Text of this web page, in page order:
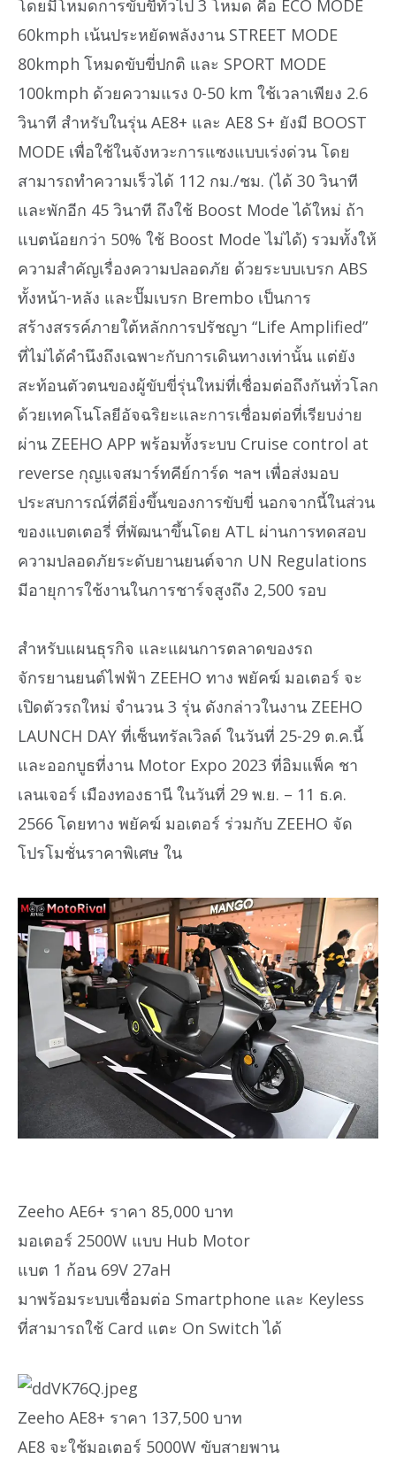
โดยมีโหมดการขับขี่ทั่วไป 3 โหมด คือ ECO MODE
60kmph เน้นประหยัดพลังงาน STREET MODE
80kmph โหมดขับขี่ปกติ และ SPORT MODE
100kmph ด้วยความแรง 0-50 km ใช้เวลาเพียง 2.6
วินาที สำหรับในรุ่น AE8+ และ AE8 S+ ยังมี BOOST
MODE เพื่อใช้ในจังหวะการแซงแบบเร่งด่วน โดย
สามารถทำความเร็วได้ 112 กม./ชม. (ได้ 30 วินาที
และพักอีก 45 วินาที ถึงใช้ Boost Mode ได้ใหม่ ถ้า
แบตน้อยกว่า 50% ใช้ Boost Mode ไม่ได้) รวมทั้งให้
ความสำคัญเรื่องความปลอดภัย ด้วยระบบเบรก ABS
ทั้งหน้า-หลัง และปั๊มเบรก Brembo เป็นการ
สร้างสรรค์ภายใต้หลักการปรัชญา “Life Amplified”
ที่ไม่ได้คำนึงถึงเฉพาะกับการเดินทางเท่านั้น แต่ยัง
สะท้อนตัวตนของผู้ขับขี่รุ่นใหม่ที่เชื่อมต่อถึงกันทั่วโลก
ด้วยเทคโนโลยีอัจฉริยะและการเชื่อมต่อที่เรียบง่าย
ผ่าน ZEEHO APP พร้อมทั้งระบบ Cruise control at
reverse กุญแจสมาร์ทคีย์การ์ด ฯลฯ เพื่อส่งมอบ
ประสบการณ์ที่ดียิ่งขึ้นของการขับขี่ นอกจากนี้ในส่วน
ของแบตเตอรี่ ที่พัฒนาขึ้นโดย ATL ผ่านการทดสอบ
ความปลอดภัยระดับยานยนต์จาก UN Regulations
มีอายุการใช้งานในการชาร์จสูงถึง 2,500 รอบ
สำหรับแผนธุรกิจ และแผนการตลาดของรถ
จักรยานยนต์ไฟฟ้า ZEEHO ทาง พยัคฆ์ มอเตอร์ จะ
เปิดตัวรถใหม่ จำนวน 3 รุ่น ดังกล่าวในงาน ZEEHO
LAUNCH DAY ที่เซ็นทรัลเวิลด์ ในวันที่ 25-29 ต.ค.นี้
และออกบูธที่งาน Motor Expo 2023 ที่อิมแพ็ค ชา
เลนเจอร์ เมืองทองธานี ในวันที่ 29 พ.ย. – 11 ธ.ค.
2566 โดยทาง พยัคฆ์ มอเตอร์ ร่วมกับ ZEEHO จัด
โปรโมชั่นราคาพิเศษ ใน
Zeeho AE6+ ราคา 85,000 บาท
มอเตอร์ 2500W แบบ Hub Motor
แบต 1 ก้อน 69V 27aH
มาพร้อมระบบเชื่อมต่อ Smartphone และ Keyless
ที่สามารถใช้ Card แตะ On Switch ได้
Zeeho AE8+ ราคา 137,500 บาท
AE8 จะใช้มอเตอร์ 5000W ขับสายพาน